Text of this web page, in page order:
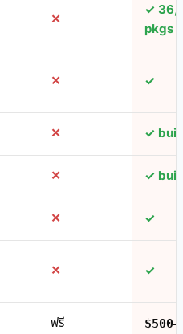
✕
✓
pkgs
✕ ✓
✕ ✓
✕ ✓
✕ ✓
✕ ✓
ฟรี